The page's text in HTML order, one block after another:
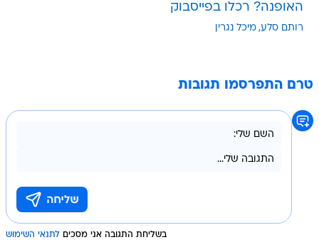
האופנה? רכלו בפייסבוק
רותם סלע מיכל נגרין
טרם התפרסמו תגובות
בשליחת התגובה אני מסכים לתנאי השימוש